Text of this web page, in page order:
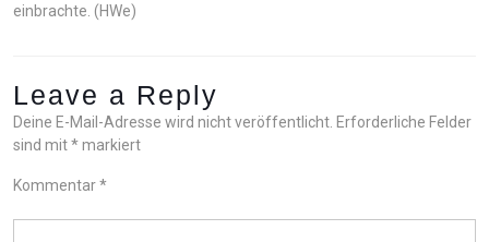
einbrachte. (HWe)
Leave a Reply
Deine E-Mail-Adresse wird nicht veröffentlicht. Erforderliche Felder
sind mit*markiert
Kommentar*